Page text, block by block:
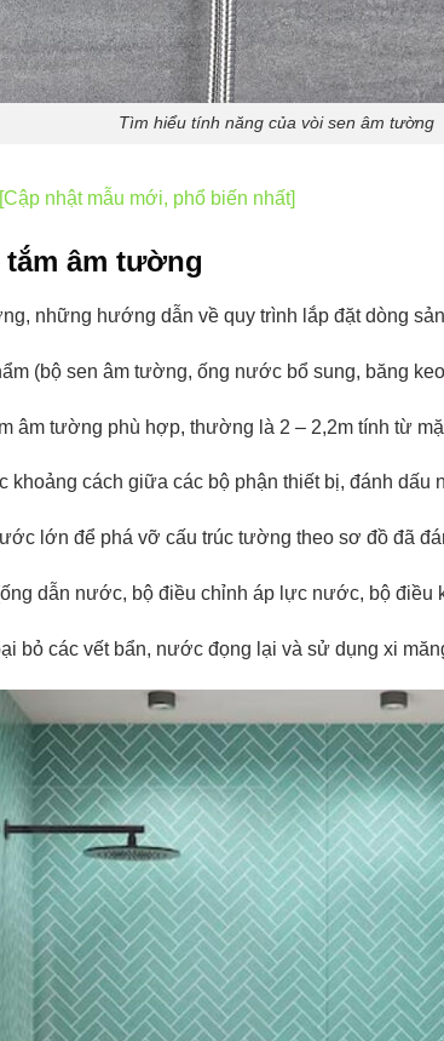
Tìm hiểu tính năng của vòi sen âm tường
nhật mẫu mới, phổ biến nhất]
âm tường
những hướng dẫn về quy trình lắp đặt dòng
(bộ sen âm tường, ống nước bổ sung, băng
âm tường phù hợp, thường là 2 – 2,2m tính từ
khoảng cách giữa các bộ phận thiết bị, đánh dấu
lớn để phá vỡ cấu trúc tường theo sơ đồ đã
dẫn nước, bộ điều chỉnh áp lực nước, bộ
bỏ các vết bẩn, nước đọng lại và sử dụng xi